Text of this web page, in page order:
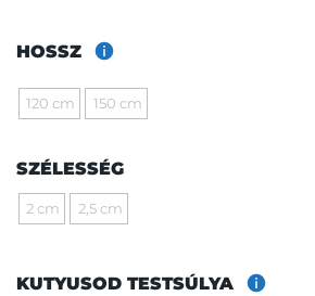
HOSSZ
120 cm 150 cm
SZÉLESSÉG
2 cm 2,5 cm
KUTYUSOD TESTSÚLYA